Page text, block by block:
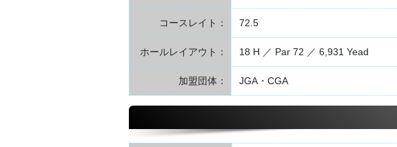
コースレイト： 72.5
ホールレイアウト： 18 H ／ Par 72 ／ 6,931 Yead
加盟団体： JGA・CGA